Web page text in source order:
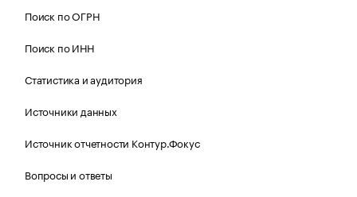
Поиск по ОГРН
Поиск по ИНН
Статистика и аудитория
Источники данных
Источник отчетности Контур.Фокус
Вопросы и ответы